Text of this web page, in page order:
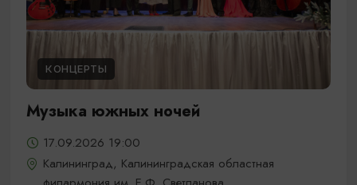
КОНЦЕРТЫ
Музыка южных ночей
17.09.2026 19:00
Калининград, Калининградская областная